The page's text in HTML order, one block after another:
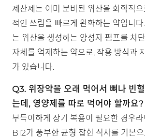
제산제는 이미 분비된 위산을 화학적으
적인 쓰림을 빠르게 완화하는 약입니다
는 위산을 생성하는 양성자 펌프를 차
자체를 억제하는 약으로, 작용 방식과
가 있습니다.
Q3. 위장약을 오래 먹어서 뼈나 빈
는데, 영양제를 따로 먹어야 할까요?
부득이하게 장기 복용이 필요한 경우
B12가 풍부한 균형 잡힌 식사를 기본으